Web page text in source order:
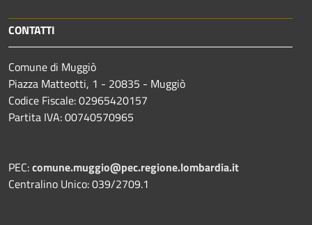
CONTATTI
Comune di Muggiò
Piazza Matteotti, 1 - 20835 - Muggiò
Codice Fiscale: 02965420157
Partita IVA: 00740570965
PEC:comune.muggio@pec.regione.lombardia.it
Centralino Unico: 039/2709.1